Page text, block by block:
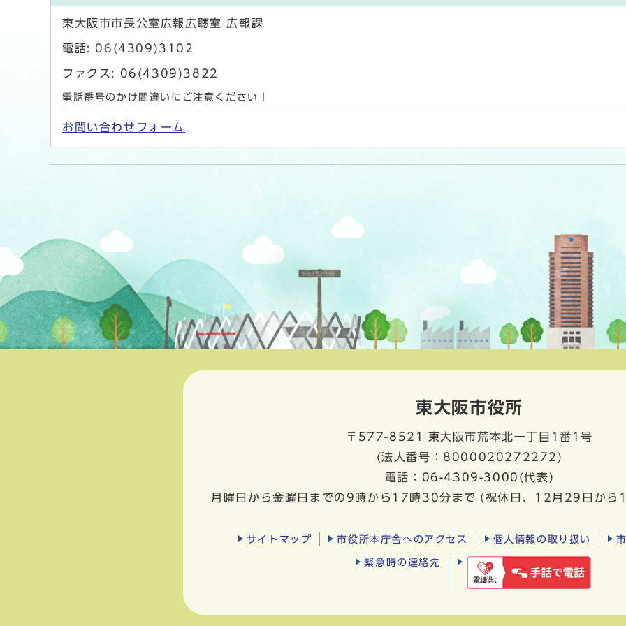
東大阪市市長公室広報広聴室 広報課
電話: 06(4309)3102
ファクス: 06(4309)3822
電話番号のかけ間違いにご注意ください！
お問い合わせフォーム
東大阪市役所
〒577-8521
東大阪市荒本北一丁目1番1号
(法人番号：8000020272272)
電話： 06-4309-3000 (代表)
月曜日から金曜日までの9時から17時30分まで (祝休日、12月29日から
サイトマップ 市役所本庁舎へのアクセス 個人情報の取り扱い
緊急時の連絡先